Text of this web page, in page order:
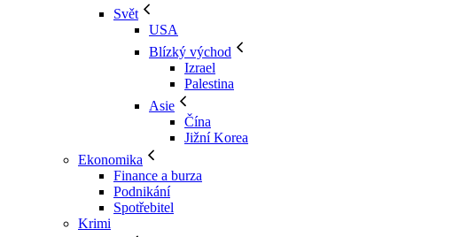
Svět
USA
Blízký východ
Izrael
Palestina
Asie
Čína
Jižní Korea
Ekonomika
Finance a burza
Podnikání
Spotřebitel
Krimi